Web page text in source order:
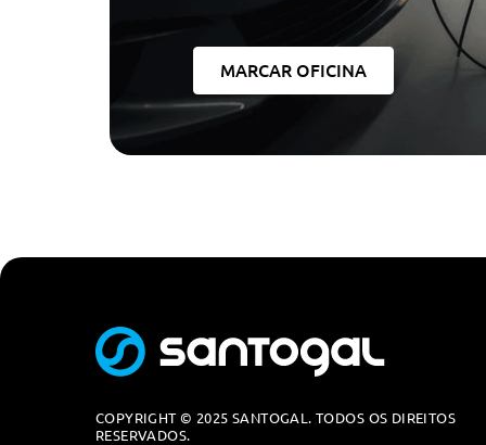
Apoio De Braço Dianteiro
Desactivaçao Do Airbag Do Passageiro Da Frente
Desactivaçao Do Airbag Do Passageiro Da Frente
Sensor De Chuva E Controlo Automatico De Luzes De
MARCAR OFICINA
COPYRIGHT © 2025 SANTOGAL. TODOS OS DIREITOS
RESERVADOS.